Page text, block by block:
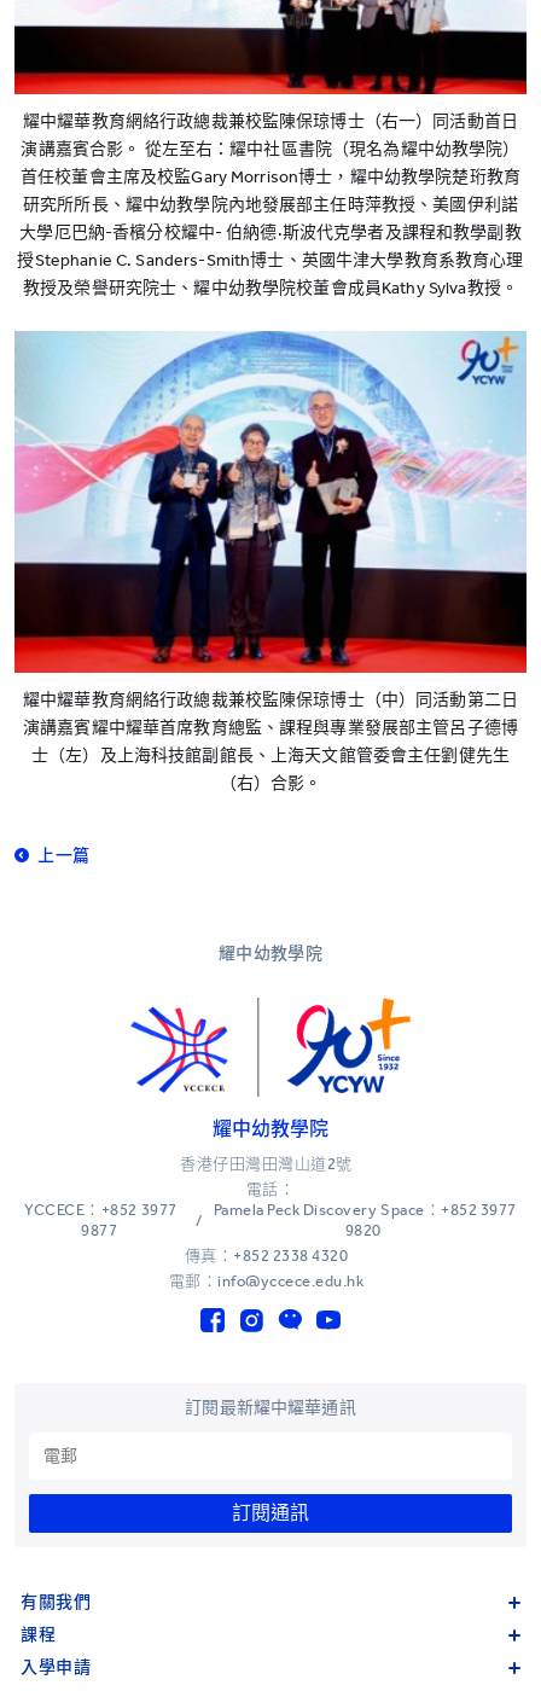
耀中耀華教育網絡行政總裁兼校監陳保琼博士（右一）同活動首日
演講嘉賓合影。 從左至右：耀中社區書院（現名為耀中幼教學院）
首任校董會主席及校監Gary Morrison博士，耀中幼教學院楚珩教育
研究所所長、耀中幼教學院內地發展部主任時萍教授、美國伊利諾
大學厄巴納-香檳分校耀中- 伯納德·斯波代克學者及課程和教學副教
授Stephanie C. Sanders-Smith博士、英國牛津大學教育系教育心理
教授及榮譽研究院士、耀中幼教學院校董會成員Kathy Sylva教授。
耀中耀華教育網絡行政總裁兼校監陳保琼博士（中）同活動第二日
演講嘉賓耀中耀華首席教育總監、課程與專業發展部主管呂子德博
士（左）及上海科技館副館長、上海天文館管委會主任劉健先生
（右）合影。
上一篇
耀中幼教學院
耀中幼教學院
香港仔田灣田灣山道2號
電話：
YCCECE：+852 3977
9877
/
Pamela Peck Discovery Space：+852 3977
9820
傳真：+852 2338 4320
電郵：info@yccece.edu.hk
訂閱最新耀中耀華通訊
訂閱通訊
有關我們
課程
入學申請